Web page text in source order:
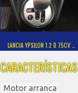
LANCIA YPSILON 1.2 D 75CV …
CARACTERÍSTICAS
Motor arranca